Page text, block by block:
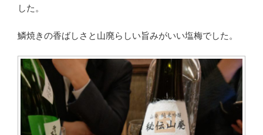
した。
鱗焼きの香ばしさと山廃らしい旨みがいい塩梅でした。